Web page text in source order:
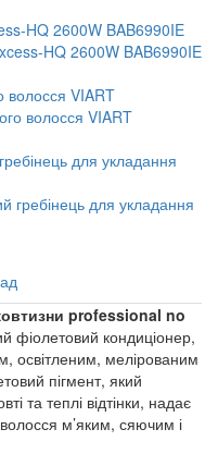
HQ 2600W BAB6990IE
волосся VIART
для укладання
professional no
фіолетовий кондиціонер,
освітленим, мелірованим
пігмент, який
та теплі відтінки, надає
м’яким, сяючим і